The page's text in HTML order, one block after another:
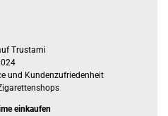
Trustami
und Kundenzufriedenheit
einkaufen